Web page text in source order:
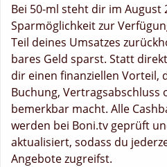
Bei 50-ml steht dir im August
Sparmöglichkeit zur
Teil deines Umsatzes
bares Geld sparst. Statt
dir einen finanziellen Vorteil,
Buchung, Vertragsabschluss
bemerkbar macht. Alle
werden bei Boni.tv geprüft
aktualisiert, sodass du
Angebote zugreifst.